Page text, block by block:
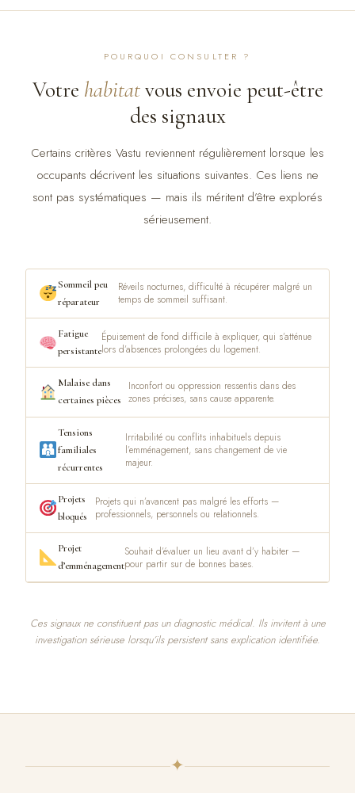
POURQUOI CONSULTER ?
Votre habitatvous envoie peut-être
des signaux
Certains critères Vastu reviennent régulièrement lorsque les
occupants décrivent les situations suivantes. Ces liens ne
sont pas systématiques — mais ils méritent d’être explorés
sérieusement.
Sommeil peu
réparateur
Réveils nocturnes, difficulté à récupérer malgré un
temps de sommeil suffisant.
Fatigue
persistante
Épuisement de fond difficile à expliquer, qui s’atténue
lors d’absences prolongées du logement.
Malaise dans
certaines pièces
Inconfort ou oppression ressentis dans des
zones précises, sans cause apparente.
Tensions
familiales
récurrentes
Irritabilité ou conflits inhabituels depuis
l’emménagement, sans changement de vie
majeur.
Projets
bloqués
Projets qui n’avancent pas malgré les efforts —
professionnels, personnels ou relationnels.
Projet
d’emménagement
Souhait d’évaluer un lieu avant d’y habiter —
pour partir sur de bonnes bases.
Ces signaux ne constituent pas un diagnostic médical. Ils invitent à une
investigation sérieuse lorsqu’ils persistent sans explication identifiée.
✦